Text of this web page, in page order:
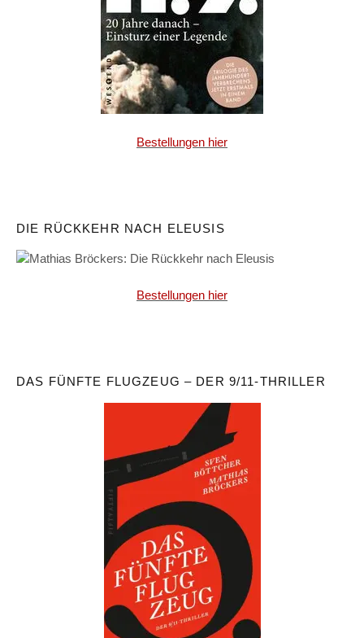
Bestellungen hier
DIE RÜCKKEHR NACH ELEUSIS
Bestellungen hier
DAS FÜNFTE FLUGZEUG – DER 9/11-THRILLER